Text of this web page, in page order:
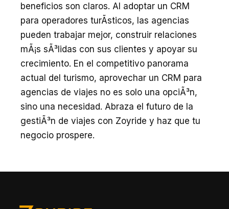
beneficios son claros. Al adoptar un CRM
para operadores turÃ­sticos, las agencias
pueden trabajar mejor, construir relaciones
mÃ¡s sÃ³lidas con sus clientes y apoyar su
crecimiento. En el competitivo panorama
actual del turismo, aprovechar un CRM para
agencias de viajes no es solo una opciÃ³n,
sino una necesidad. Abraza el futuro de la
gestiÃ³n de viajes con Zoyride y haz que tu
negocio prospere.